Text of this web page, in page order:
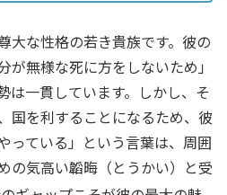
大な性格の若き貴族です。彼の
無様な死に方をしないため」
は一貫しています。しかし、そ
国を利することになるため、彼
っている」という言葉は、周囲
の気高い韜晦（とうかい）と受